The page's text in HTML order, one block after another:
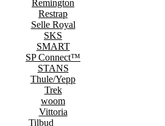
Remington
Restrap
Selle Royal
SKS
SMART
SP Connect™
STANS
Thule/Yepp
Trek
woom
Vittoria
Tilbud